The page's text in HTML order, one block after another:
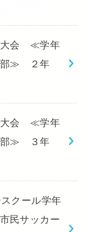
大会 ≪学年
部≫ ２年
大会 ≪学年
部≫ ３年
クール学年
民サッカー